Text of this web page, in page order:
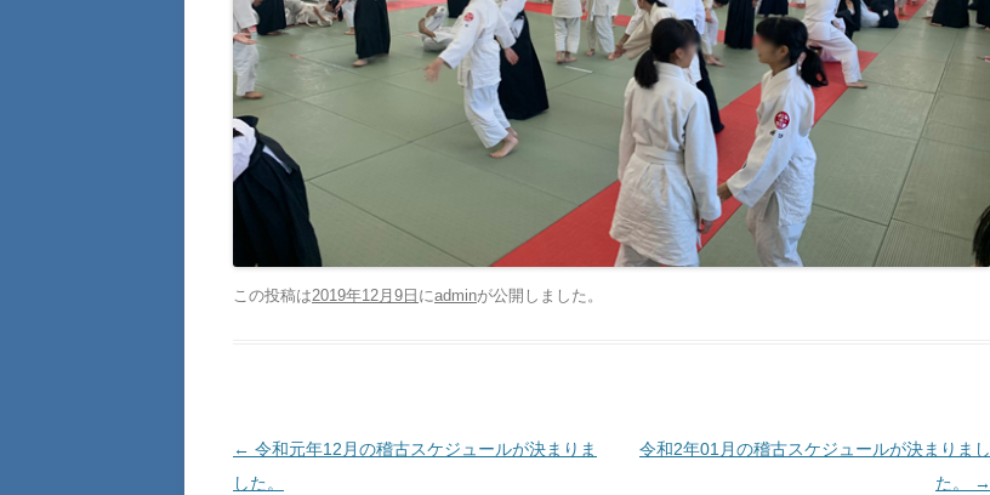
この投稿は2019年12月9日 にadminが公開しました 。
投稿ナビゲーション
← 令和元年12月の稽古スケジュールが決まりま
した。
令和2年01月の稽古スケジュールが決まりまし
た。
→